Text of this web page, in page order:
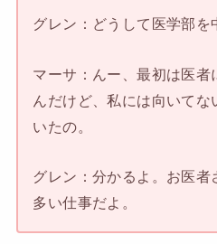
グレン：どうして医学部を
マーサ：んー、最初は医者
んだけど、私には向いてな
いたの。
グレン：分かるよ。お医
多い仕事だよ。